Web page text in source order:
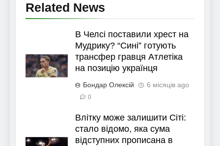
Related News
В Челсі поставили хрест на
Мудрику? “Сині” готують
трансфер гравця Атлетіка
на позицію українця
Бондар Олексій 6 місяців ago
0
Влітку може залишити Сіті:
стало відомо, яка сума
відступних прописана в